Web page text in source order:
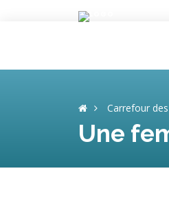
Carrefour des
Une